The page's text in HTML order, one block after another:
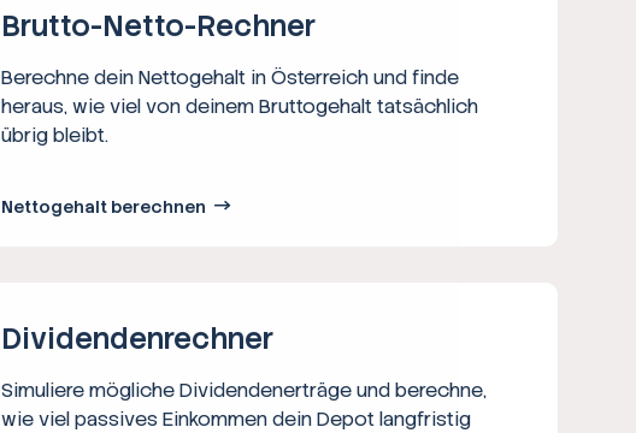
Brutto-Netto-­Rechner
Berechne dein Nettogehalt in Österreich und finde
heraus, wie viel von deinem Bruttogehalt tatsächlich
übrig bleibt.
Nettogehalt berechnen
Dividenden­rechner
Simuliere mögliche Dividendenerträge und berechne,
wie viel passives Einkommen dein Depot langfristig